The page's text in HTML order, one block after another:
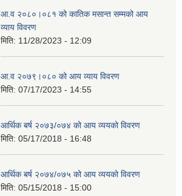
आ.व २०८०।०८१ को कातिक मसान्त सम्मको आय
व्याय विवरण
मिति: 11/28/2023 - 12:09
आ.व २०७९।०८० को आय व्याय विवरण
मिति: 07/17/2023 - 14:55
आर्थिक बर्ष २०७३/०७४ को आय व्ययको विवरण
मिति: 05/17/2018 - 16:48
आर्थिक बर्ष २०७४/०७५ को आय व्ययको विवरण
मिति: 05/15/2018 - 15:00